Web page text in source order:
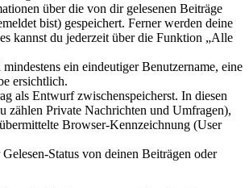
über die von dir gelesenen Beiträge
bist) gespeichert. Ferner werden deine
kannst du jederzeit über die Funktion „Alle
ein eindeutiger Benutzername, eine
ersichtlich.
als Entwurf zwischenspeicherst. In diesen
zählen Private Nachrichten und Umfragen),
Browser-Kennzeichnung (User
Status von deinen Beiträgen oder